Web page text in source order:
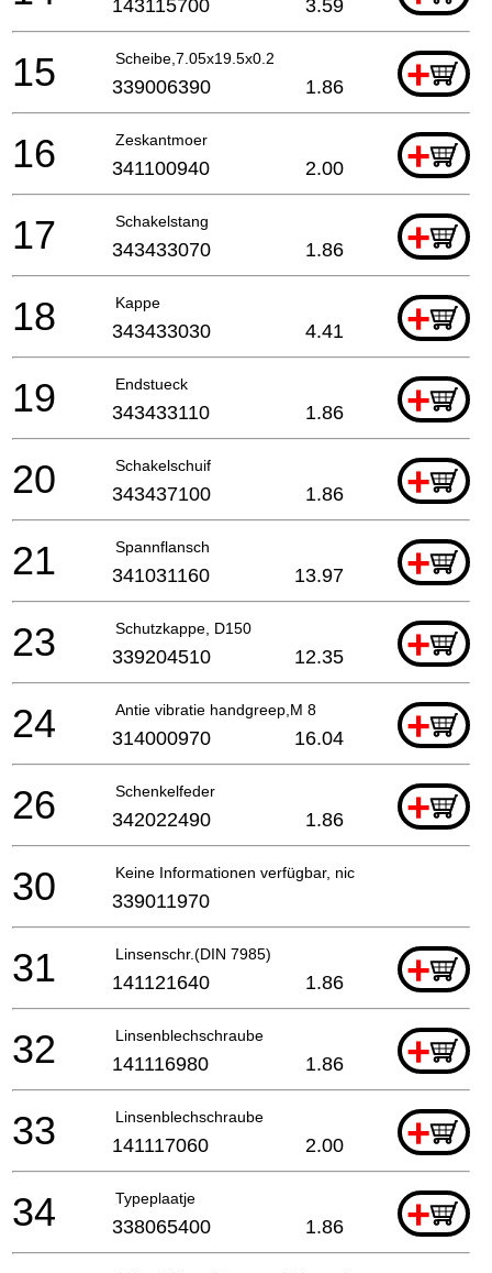
143115700 3.59
Scheibe,7.05x19.5x0.2 +
15 339006390 1.86
Zeskantmoer +
16 341100940 2.00
Schakelstang +
17 343433070 1.86
Kappe +
18 343433030 4.41
Endstueck +
19 343433110 1.86
Schakelschuif +
20 343437100 1.86
Spannflansch +
21 341031160 13.97
Schutzkappe, D150 +
23 339204510 12.35
Antie vibratie handgreep,M 8 +
24 314000970 16.04
Schenkelfeder +
26 342022490 1.86
Keine Informationen verfügbar, nicht bestellbar
30 339011970
Linsenschr.(DIN 7985) +
31 141121640 1.86
Linsenblechschraube +
32 141116980 1.86
Linsenblechschraube +
33 141117060 2.00
Typeplaatje +
34 338065400 1.86